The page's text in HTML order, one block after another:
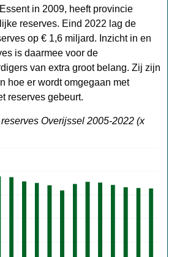
in 2009, heeft provincie
reserves. Eind 2022 lag de
op € 1,6 miljard. Inzicht in en
is daarmee voor de
van extra groot belang. Zij zijn
hoe er wordt omgegaan met
reserves gebeurt.
Overijssel 2005-2022 (x